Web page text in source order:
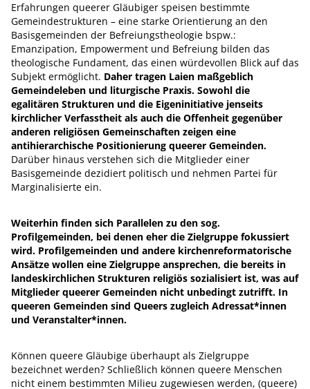
Erfahrungen queerer Gläubiger speisen bestimmte
Gemeindestrukturen – eine starke Orientierung an den
Basisgemeinden der Befreiungstheologie bspw.:
Emanzipation, Empowerment und Befreiung bilden das
theologische Fundament, das einen würdevollen Blick auf das
Subjekt ermöglicht. Daher tragen Laien maßgeblich
Gemeindeleben und liturgische Praxis. Sowohl die
egalitären Strukturen und die Eigeninitiative jenseits
kirchlicher Verfasstheit als auch die Offenheit gegenüber
anderen religiösen Gemeinschaften zeigen eine
antihierarchische Positionierung queerer Gemeinden.
Darüber hinaus verstehen sich die Mitglieder einer
Basisgemeinde dezidiert politisch und nehmen Partei für
Marginalisierte ein.
Weiterhin finden sich Parallelen zu den sog.
Profilgemeinden, bei denen eher die Zielgruppe fokussiert
wird. Profilgemeinden und andere kirchenreformatorische
Ansätze wollen eine Zielgruppe ansprechen, die bereits in
landeskirchlichen Strukturen religiös sozialisiert ist, was auf
Mitglieder queerer Gemeinden nicht unbedingt zutrifft. In
queeren Gemeinden sind Queers zugleich Adressat*innen
und Veranstalter*innen.
Können queere Gläubige überhaupt als Zielgruppe
bezeichnet werden? Schließlich können queere Menschen
nicht einem bestimmten Milieu zugewiesen werden, (queere)